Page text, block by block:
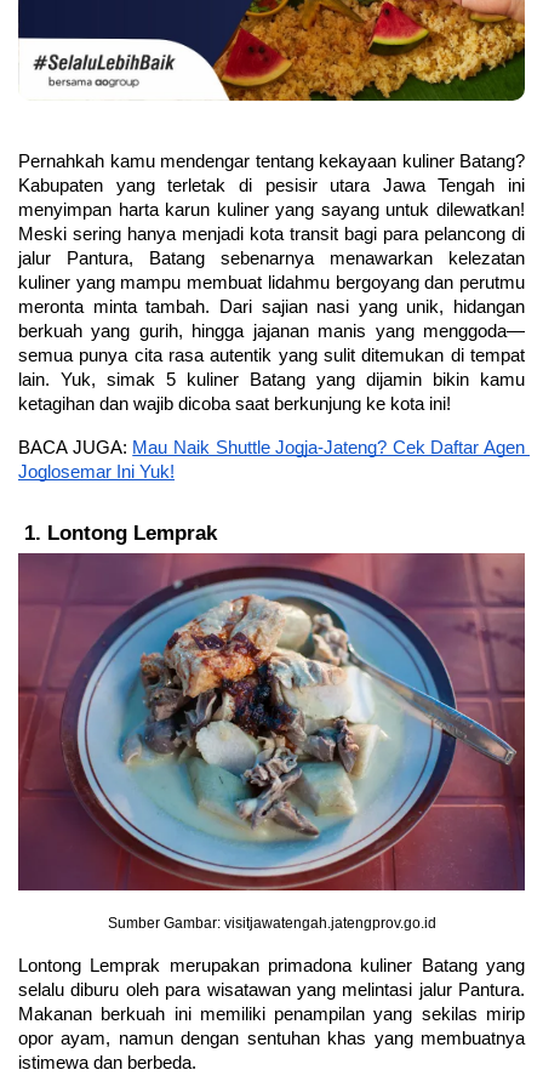
Pernahkah kamu mendengar tentang kekayaan kuliner Batang?
Kabupaten yang terletak di pesisir utara Jawa Tengah ini
menyimpan harta karun kuliner yang sayang untuk dilewatkan!
Meski sering hanya menjadi kota transit bagi para pelancong di
jalur Pantura, Batang sebenarnya menawarkan kelezatan
kuliner yang mampu membuat lidahmu bergoyang dan perutmu
meronta minta tambah. Dari sajian nasi yang unik, hidangan
berkuah yang gurih, hingga jajanan manis yang menggoda—
semua punya cita rasa autentik yang sulit ditemukan di tempat
lain. Yuk, simak 5 kuliner Batang yang dijamin bikin kamu
ketagihan dan wajib dicoba saat berkunjung ke kota ini!
BACA JUGA: Mau Naik Shuttle Jogja-Jateng? Cek Daftar Agen
Joglosemar Ini Yuk!
Lontong Lemprak
Sumber Gambar: visitjawatengah.jatengprov.go.id
Lontong Lemprak merupakan primadona kuliner Batang yang
selalu diburu oleh para wisatawan yang melintasi jalur Pantura.
Makanan berkuah ini memiliki penampilan yang sekilas mirip
opor ayam, namun dengan sentuhan khas yang membuatnya
istimewa dan berbeda.